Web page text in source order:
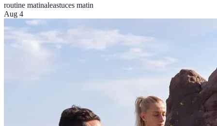
routine matinaleastuces matin
Aug 4